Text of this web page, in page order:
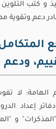
و كتب
دعم وتقوية
ودعم
الهامة: لا
إعداد
"المذكرات" و